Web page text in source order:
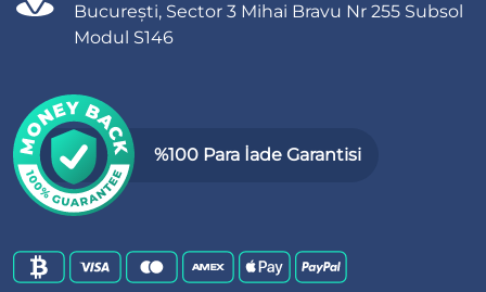
București, Sector 3 Mihai Bravu Nr 255 Subsol
Modul S146
%100 Para İade Garantisi